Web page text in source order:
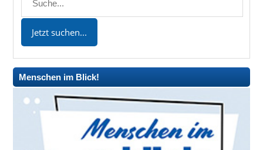
Menschen im Blick!